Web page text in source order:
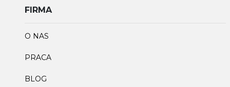
FIRMA
O NAS
PRACA
BLOG